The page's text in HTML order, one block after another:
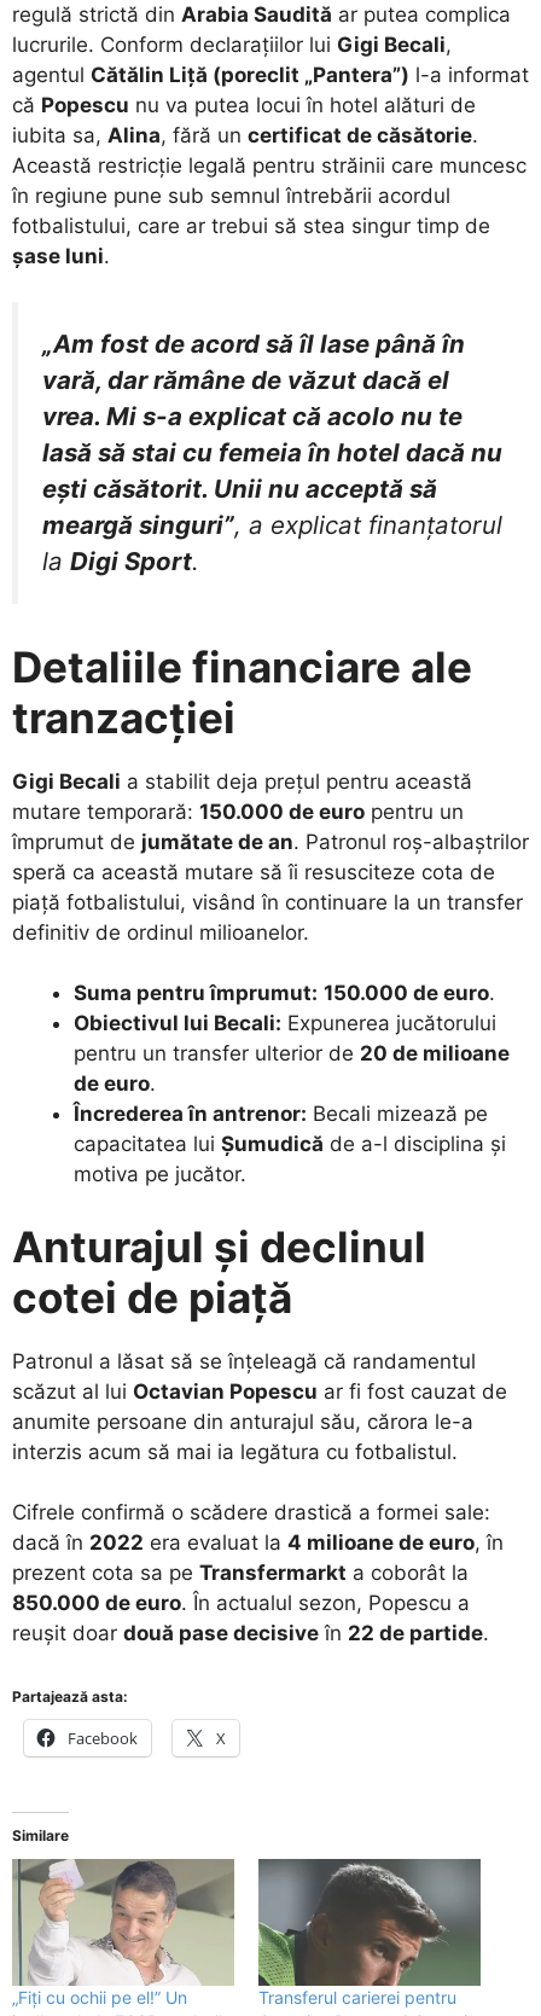
regulă strictă din Arabia Saudită ar putea complica
lucrurile. Conform declarațiilor lui Gigi Becali,
agentul Cătălin Liță (poreclit „Pantera”) l-a informat
că Popescu nu va putea locui în hotel alături de
iubita sa, Alina, fără un certificat de căsătorie.
Această restricție legală pentru străinii care muncesc
în regiune pune sub semnul întrebării acordul
fotbalistului, care ar trebui să stea singur timp de
șase luni.
„Am fost de acord să îl lase până în
vară, dar rămâne de văzut dacă el
vrea. Mi s-a explicat că acolo nu te
lasă să stai cu femeia în hotel dacă nu
ești căsătorit. Unii nu acceptă să
meargă singuri”, a explicat finanțatorul
la Digi Sport.
Detaliile financiare ale
tranzacției
Gigi Becali a stabilit deja prețul pentru această
mutare temporară: 150.000 de euro pentru un
împrumut de jumătate de an. Patronul roș-albaștrilor
speră ca această mutare să îi resusciteze cota de
piață fotbalistului, visând în continuare la un transfer
definitiv de ordinul milioanelor.
Suma pentru împrumut: 150.000 de euro.
Obiectivul lui Becali: Expunerea jucătorului
pentru un transfer ulterior de 20 de milioane
de euro.
Încrederea în antrenor: Becali mizează pe
capacitatea lui Șumudică de a-l disciplina și
motiva pe jucător.
Anturajul și declinul
cotei de piață
​Patronul a lăsat să se înțeleagă că randamentul
scăzut al lui Octavian Popescu ar fi fost cauzat de
anumite persoane din anturajul său, cărora le-a
interzis acum să mai ia legătura cu fotbalistul.
​Cifrele confirmă o scădere drastică a formei sale:
dacă în 2022 era evaluat la 4 milioane de euro, în
prezent cota sa pe Transfermarkt a coborât la
850.000 de euro. În actualul sezon, Popescu a
reușit doar două pase decisive în 22 de partide.
Partajează asta:
Facebook X
Similare
„Fiți cu ochii pe el!” Un
Transferul carierei pentru